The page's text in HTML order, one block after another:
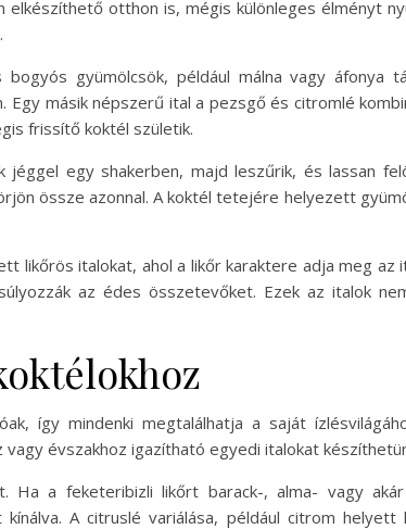
otthon is, mégis különleges élményt
gyümölcsök, például málna vagy áfonya
másik népszerű ital a pezsgő és citromlé
frissítő koktél születik.
egy shakerben, majd leszűrik, és lassan
össze azonnal. A koktél tetejére helyezett
likőrös italokat, ahol a likőr karaktere adja meg az
az édes összetevőket. Ezek az italok
így mindenki megtalálhatja a saját
évszakhoz igazítható egyedi italokat
a feketeribizli likőrt barack-, alma- vagy akár
A citruslé variálása, például citrom helyett